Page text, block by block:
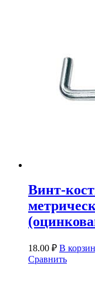
Винт-
18.00 ₽ В
Сравнить